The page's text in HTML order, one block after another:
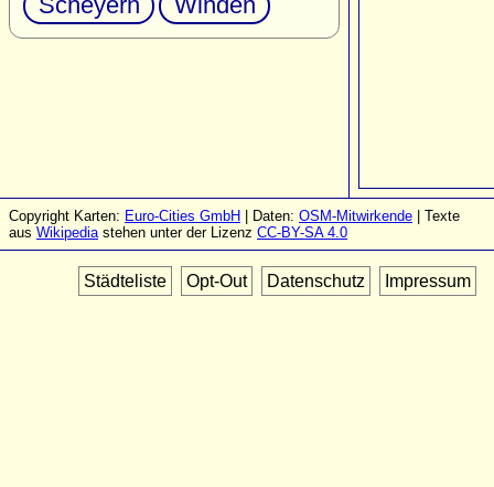
Copyright Karten: Euro-Cities GmbH | Daten: OSM-Mitwirkende | Texte
aus Wikipediastehen unter der Lizenz CC-BY-SA 4.0
Städteliste Opt-Out Datenschutz Impressum